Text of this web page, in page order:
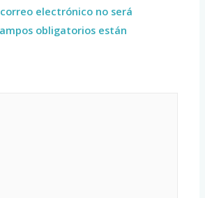
electrónico no será
obligatorios están